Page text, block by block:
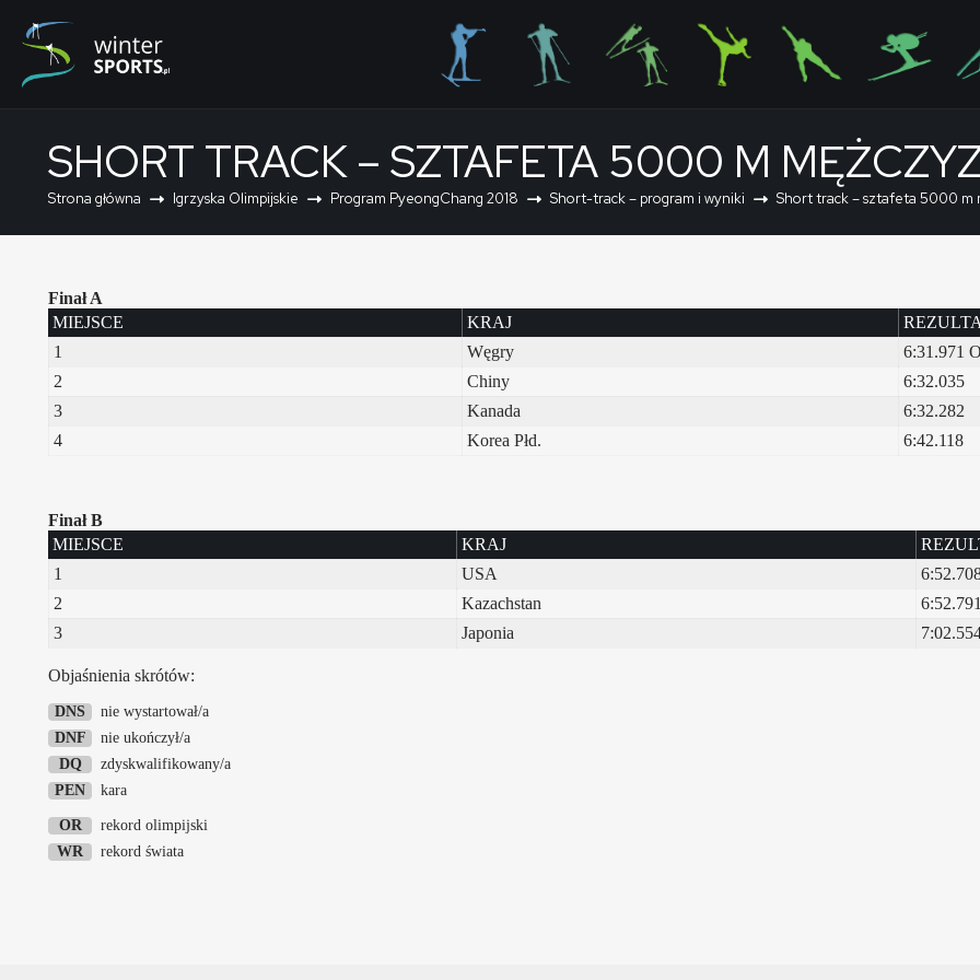
SHORT TRACK – SZTAFETA 5000 M
Strona główna Igrzyska Olimpijskie Program PyeongChang 2018 Short-track – program i wyniki Short track – sztafeta 5000 m
Finał A
MIEJSCE
KRAJ
1
Węgry
6:31.971
2
Chiny
6:32.035
3
Kanada
6:32.282
4
Korea Płd. 6:42.118
Finał B
MIEJSCE
KRAJ
1
USA
2
Kazachstan
6:52.791
3
Japonia
Objaśnienia skrótów:
DNS
nie wystartował/a
DNF
nie ukończył/a
DQ
zdyskwalifikowany/a
PEN
kara
OR
rekord olimpijski
WR
rekord świata